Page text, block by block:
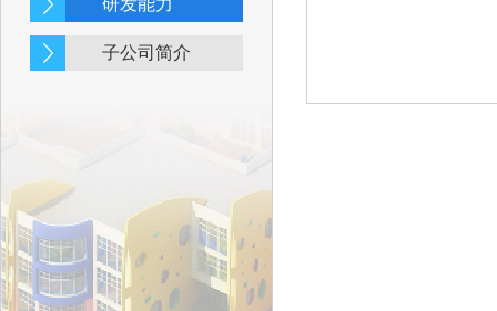
研发能力
子公司简介